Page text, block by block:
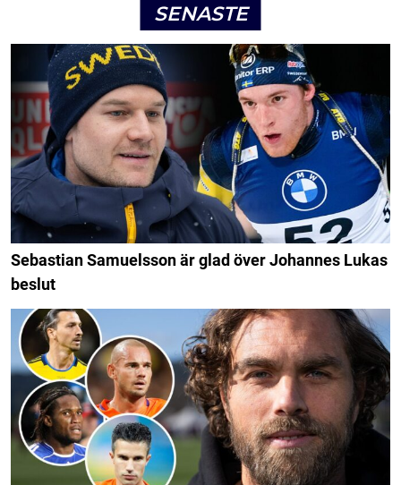
SENASTE
Sebastian Samuelsson är glad över Johannes Lukas
beslut